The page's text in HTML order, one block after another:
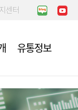
센터
유통정보